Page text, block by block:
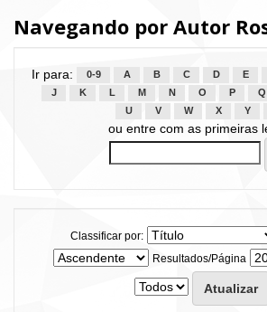
Navegando por Autor
Ir para: 0-9 A B C D E
J
K L M N O P Q
U
V W X Y
ou entre com as primeiras
Classificar por:
Resultados/Página